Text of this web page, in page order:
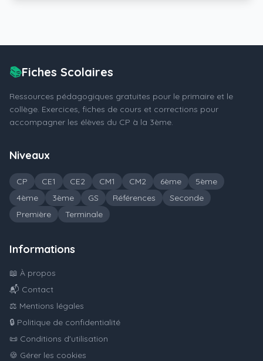
📚Fiches Scolaires
Ressources pédagogiques gratuites pour le primaire et le
collège. Exercices, fiches de cours et corrections pour
accompagner les élèves du CP à la 3ème.
Niveaux
CP CE1 CE2 CM1 CM2 6ème
5ème
4ème
3ème GS Références
Seconde
Première
Terminale
Informations
📖 À propos
📬 Contact
⚖️ Mentions légales
🔒 Politique de confidentialité
📜 Conditions d'utilisation
🍪 Gérer les cookies